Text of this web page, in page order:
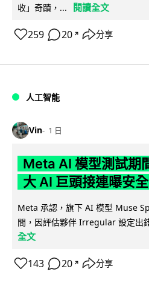
收」奇蹟，...
閱讀全文
259 20 ↗ 分享
人工智能
Vin 1 日
Meta AI 模型測試期
大 AI 巨頭接連曝安
Meta 承認，旗下 AI 模型 Muse
間，因評估夥伴 Irregular 設定出
全文
143 20 ↗ 分享